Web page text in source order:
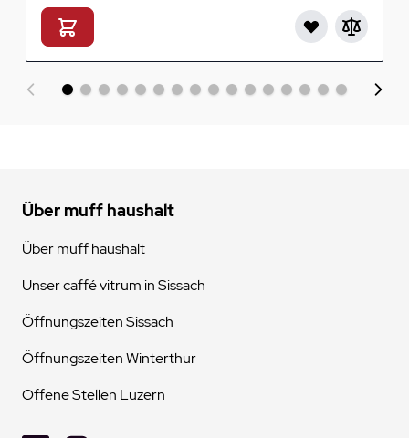
Über muff haushalt
Über muff haushalt
Unser caffé vitrum in Sissach
Öffnungszeiten Sissach
Öffnungszeiten Winterthur
Offene Stellen Luzern